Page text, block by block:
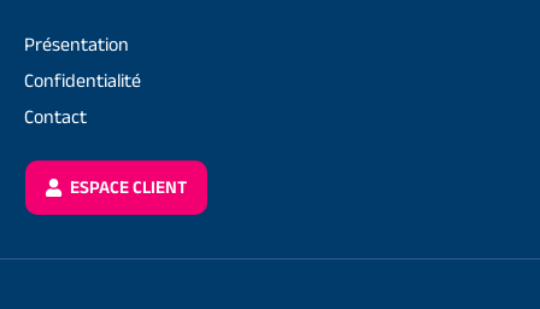
Présentation
Confidentialité
Contact
ESPACE CLIENT